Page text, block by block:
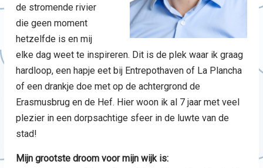
de stromende rivier
die geen moment
hetzelfde is en mij
elke dag weet te inspireren. Dit is de plek waar ik graag
hardloop, een hapje eet bij Entrepothaven of La Plancha
of een drankje doe met op de achtergrond de
Erasmusbrug en de Hef. Hier woon ik al 7 jaar met veel
plezier in een dorpsachtige sfeer in de luwte van de
stad!
Mijn grootste droom voor mijn wijk is: